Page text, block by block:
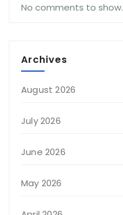
No comments to show.
Archives
August 2026
July 2026
June 2026
May 2026